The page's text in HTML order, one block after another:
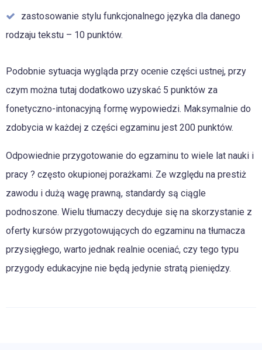
zastosowanie stylu funkcjonalnego języka dla danego
rodzaju tekstu – 10 punktów.
Podobnie sytuacja wygląda przy ocenie części ustnej, przy
czym można tutaj dodatkowo uzyskać 5 punktów za
fonetyczno-intonacyjną formę wypowiedzi. Maksymalnie do
zdobycia w każdej z części egzaminu jest 200 punktów.
Odpowiednie przygotowanie do egzaminu to wiele lat nauki i
pracy ? często okupionej porażkami. Ze względu na prestiż
zawodu i dużą wagę prawną, standardy są ciągle
podnoszone. Wielu tłumaczy decyduje się na skorzystanie z
oferty kursów przygotowujących do egzaminu na tłumacza
przysięgłego, warto jednak realnie oceniać, czy tego typu
przygody edukacyjne nie będą jedynie stratą pieniędzy.